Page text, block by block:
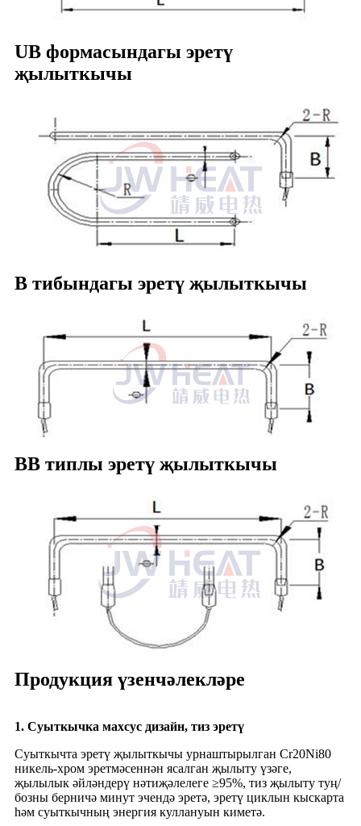
UB формасындагы эретү
җылыткычы
B тибындагы эретү җылыткычы
BB типлы эретү җылыткычы
Продукция үзенчәлекләре
1. Суыткычка махсус дизайн, тиз эретү
Суыткычта эретү җылыткычы урнаштырылган Cr20Ni80
никель-хром эретмәсеннән ясалган җылыту үзәге,
җылылык әйләндерү нәтиҗәлелеге ≥95%, тиз җылыту туң/
бозны берничә минут эчендә эретә, эретү циклын кыскарта
һәм суыткычның энергия куллануын киметә.